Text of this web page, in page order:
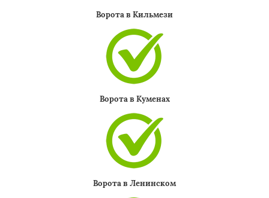
Ворота в Кильмези
Ворота в Куменах
Ворота в Ленинском